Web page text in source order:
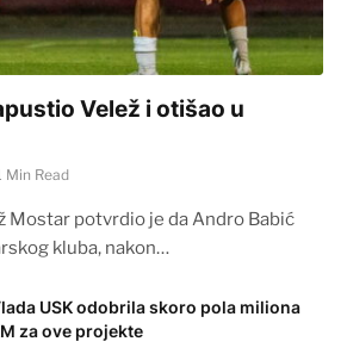
Velež i otišao u
Min Read
Mostar potvrdio je da Andro Babić
kluba, nakon…
USK odobrila skoro pola miliona
za ove projekte